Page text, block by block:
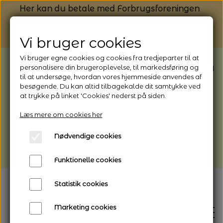
Her kan du betale med Forbrugsforeningen
BEMÆRK: Butikken har ferielukket* fra
1/8 - 9/8 - 2026
*Webshoppen er åben og sender hele
afhentning
Vi gør opmærksom på, at der kan være lidt
længere leveringstid
Vi bruger cookies
Vi bruger egne cookies og cookies fra tredjeparter til at
personalisere din brugeroplevelse, til markedsføring og
til at undersøge, hvordan vores hjemmeside anvendes af
besøgende. Du kan altid tilbagekalde dit samtykke ved
at trykke på linket 'Cookies' nederst på siden.
Læs mere om cookies her
Nødvendige cookies
Funktionelle cookies
Statistik cookies
Marketing cookies